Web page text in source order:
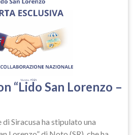
“Lido San Lorenzo –
Siracusa ha stipulato una